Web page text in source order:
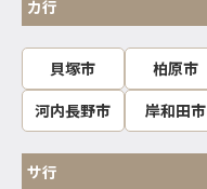
カ行
貝塚市 柏原市
河内長野市
岸和田市
サ行